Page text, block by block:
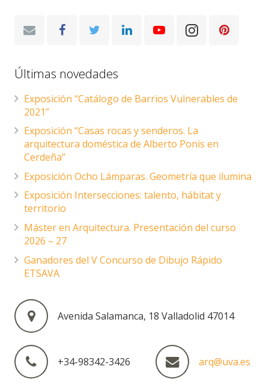
Últimas novedades
Exposición “Catálogo de Barrios Vulnerables de
2021”
Exposición “Casas rocas y senderos. La
arquitectura doméstica de Alberto Ponis en
Cerdeña”
Exposición Ocho Lámparas. Geometría que ilumina
Exposición Intersecciones: talento, hábitat y
territorio
Máster en Arquitectura. Presentación del curso
2026 – 27
Ganadores del V Concurso de Dibujo Rápido
ETSAVA
Avenida Salamanca, 18 Valladolid 47014
+34-98342-3426 arq@uva.es